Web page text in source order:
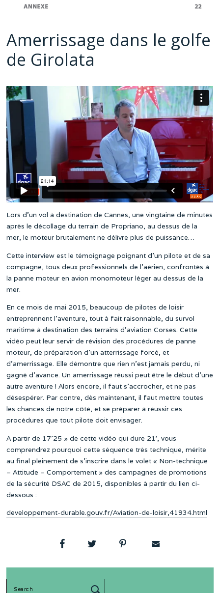
Amerrissage dans le golfe
de Girolata
Lors d’un vol à destination de Cannes, une vingtaine de minutes
après le décollage du terrain de Propriano, au dessus de la
mer, le moteur brutalement ne délivre plus de puissance…
Cette interview est le témoignage poignant d’un pilote et de sa
compagne, tous deux professionnels de l’aérien, confrontés à
la panne moteur en avion monomoteur léger au dessus de la
mer.
En ce mois de mai 2015, beaucoup de pilotes de loisir
entreprennent l’aventure, tout à fait raisonnable, du survol
maritime à destination des terrains d’aviation Corses. Cette
vidéo peut leur servir de révision des procédures de panne
moteur, de préparation d’un atterrissage forcé, et
d’amerrissage. Elle démontre que rien n’est jamais perdu, ni
gagné d’avance. Un amerrissage réussi peut être le début d’une
autre aventure ! Alors encore, il faut s’accrocher, et ne pas
désespérer. Par contre, dès maintenant, il faut mettre toutes
les chances de notre côté, et se préparer à réussir ces
procédures que tout pilote doit envisager.
A partir de 17’25 » de cette vidéo qui dure 21′, vous
comprendrez pourquoi cette séquence très technique, mérite
au final pleinement de s’inscrire dans le volet « Non-technique
– Attitude – Comportement » des campagnes de promotions
de la sécurité DSAC de 2015, disponibles à partir du lien ci-
dessous :
developpement-durable.gouv.fr/Aviation-de-loisir,41934.html